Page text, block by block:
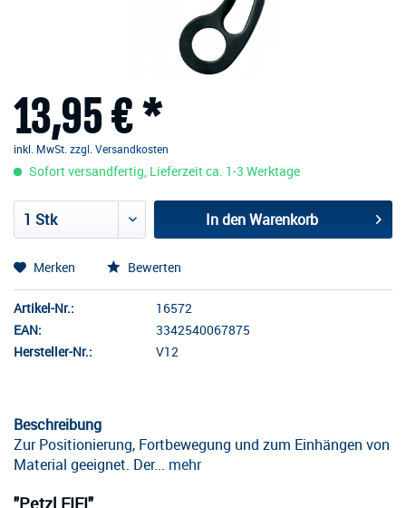
13,95 € *
inkl. MwSt. zzgl. Versandkosten
Sofort versandfertig, Lieferzeit ca. 1-3 Werktage
In denWarenkorb
Merken Bewerten
Artikel-Nr.:
16572
EAN:
3342540067875
Hersteller-Nr.:
V12
Beschreibung
Zur Positionierung, Fortbewegung und zum Einhängen von
Material geeignet. Der... mehr
"Petzl FIFI"